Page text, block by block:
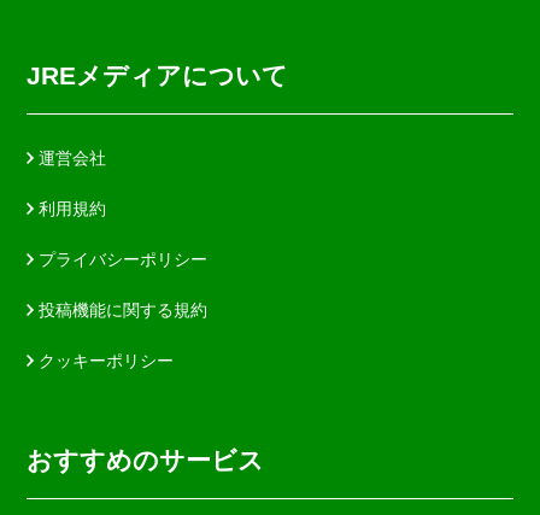
JREメディアについて
運営会社
利用規約
プライバシーポリシー
投稿機能に関する規約
クッキーポリシー
おすすめのサービス